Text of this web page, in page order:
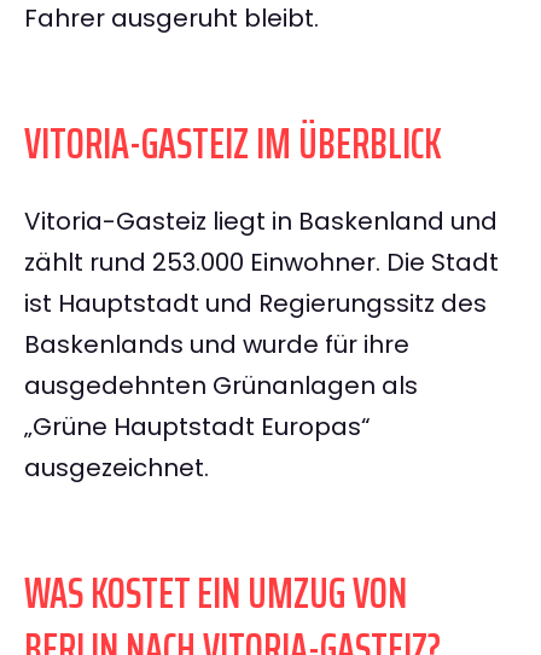
Fahrer ausgeruht bleibt.
VITORIA-GASTEIZ IM ÜBERBLICK
Vitoria-Gasteiz liegt in Baskenland und
zählt rund 253.000 Einwohner. Die Stadt
ist Hauptstadt und Regierungssitz des
Baskenlands und wurde für ihre
ausgedehnten Grünanlagen als
„Grüne Hauptstadt Europas“
ausgezeichnet.
WAS KOSTET EIN UMZUG VON